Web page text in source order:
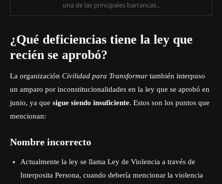
una de las principales barrancas...
¿Qué deficiencias tiene la ley que
recién se aprobó?
La organización Civilidad para Transformar también interpuso
un amparo por inconstitucionalidades en la ley que se aprobó en
junio, ya que sigue siendo insuficiente. Estos son los puntos que
mencionan:
Nombre incorrecto
Actualmente la ley se llama Ley de Violencia a través de
Interposita Persona, cuando debería mencionar la violencia